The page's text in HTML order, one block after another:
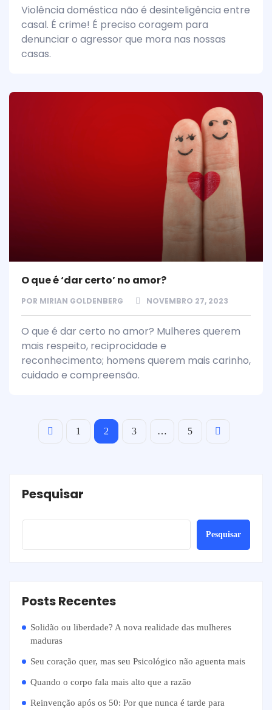
Violência doméstica não é desinteligência entre
casal. É crime! É preciso coragem para
denunciar o agressor que mora nas nossas
casas.
O que é ‘dar certo’ no amor?
POR MIRIAN GOLDENBERG NOVEMBRO 27, 2023
O que é dar certo no amor? Mulheres querem
mais respeito, reciprocidade e
reconhecimento; homens querem mais carinho,
cuidado e compreensão.
1 2 3 … 5
Pesquisar
Pesquisar
Posts Recentes
Solidão ou liberdade? A nova realidade das mulheres
maduras
Seu coração quer, mas seu Psicológico não aguenta mais
Quando o corpo fala mais alto que a razão
Reinvenção após os 50: Por que nunca é tarde para